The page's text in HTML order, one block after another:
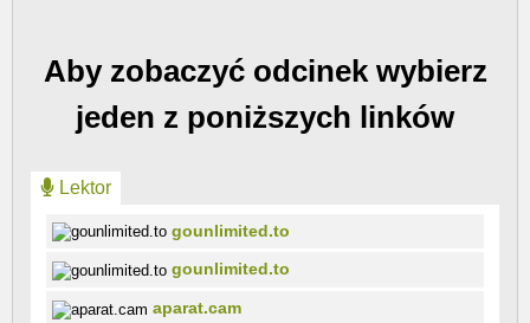
Aby zobaczyć odcinek wybierz
jeden z poniższych linków
Lektor
gounlimited.to
gounlimited.to
aparat.cam